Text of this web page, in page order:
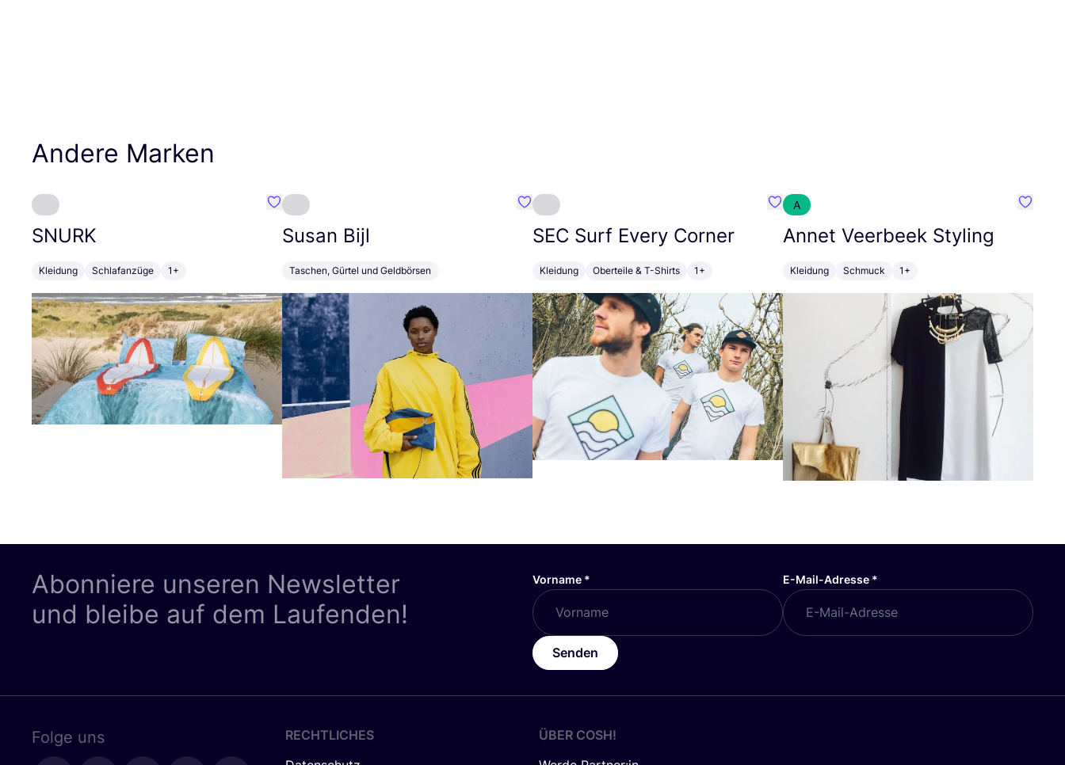
Andere Marken
SNURK
Kleidung Schlafanzüge 1+
Favorit SNURK
Susan Bijl
Taschen, Gürtel und Geldbörsen
Favorit Susan Bijl
SEC Surf Every Corner
Kleidung Oberteile & T-Shirts 1+
Favorit SEC Surf Every Corner
A
Annet Veerbeek Styling
Kleidung Schmuck 1+
Favorit
Abonniere unseren Newsletter
und bleibe auf dem Laufenden!
Vorname * E-Mail-Adresse *
Senden
Folge uns
RECHTLICHES
ÜBER COSH!